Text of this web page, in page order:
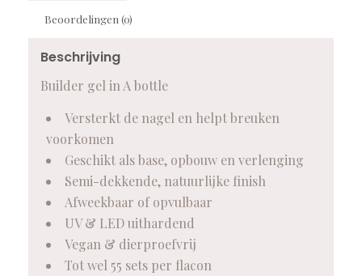
Beoordelingen (0)
Beschrijving
Builder gel in A bottle
Versterkt de nagel en helpt breuken
voorkomen
Geschikt als base, opbouw en verlenging
Semi-dekkende, natuurlijke finish
Afweekbaar of opvulbaar
UV & LED uithardend
Vegan & dierproefvrij
Tot wel 55 sets per flacon